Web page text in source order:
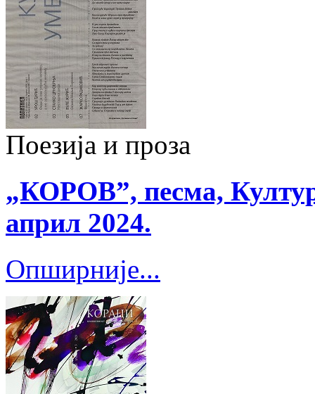
Поезија и проза
„КОРОВ”, песма,
април 2024.
Опширније...